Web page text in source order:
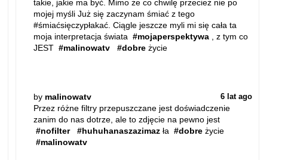
takie, jakie ma być. Mimo że co chwilę przecież nie po
mojej myśli Już się zaczynam śmiać z tego
#śmiaćsięczypłakać. Ciągle jeszcze myli mi się cała ta
moja interpretacja świata #mojaperspektywa , z tym co
JEST #malinowatv #dobre życie
by malinowatv 6 lat ago
Przez różne filtry przepuszczane jest doświadczenie
zanim do nas dotrze, ale to zdjęcie na pewno jest
#nofilter
#huhuhanaszazimaz ła #dobre życie
#malinowatv